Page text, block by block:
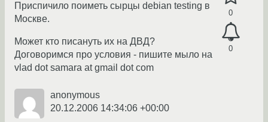
0
0
Приспичило поиметь сырцы debian testing в
Москве.
Может кто писануть их на ДВД?
Договоримся про условия - пишите мыло на
vlad dot samara at gmail dot com
anonymous
20.12.2006 14:34:06 +00:00